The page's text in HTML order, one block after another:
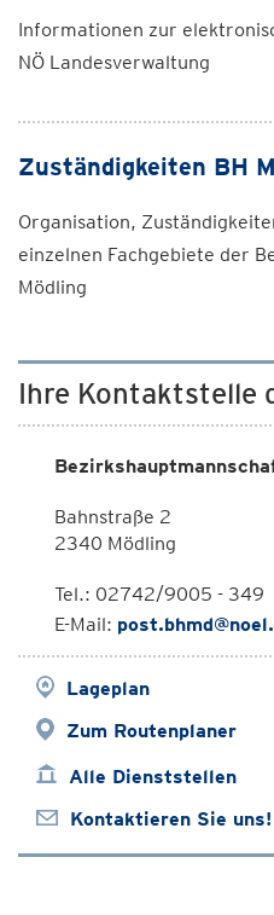
Informationen zur
NÖ Landesverwaltung
Zuständigkeiten BH
Organisation,
einzelnen Fachgebiete der
Mödling
Ihre Kontaktstelle
Bahnstraße 2
2340 Mödling
Tel.: 02742/9005 - 349
E-Mail:
Lageplan
Zum Routenplaner
Alle Dienststellen
Kontaktieren Sie uns!